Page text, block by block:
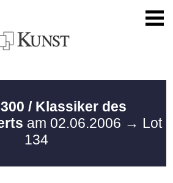
300 / Klassiker des
am 02.06.2006 → Lot
134